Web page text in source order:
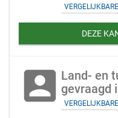
DEZE
account_box Land- en
gevraagd